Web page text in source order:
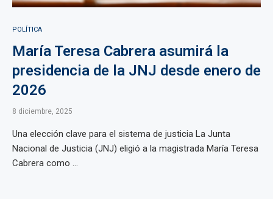
POLÍTICA
María Teresa Cabrera asumirá la
presidencia de la JNJ desde enero de
2026
8 diciembre, 2025
Una elección clave para el sistema de justicia La Junta
Nacional de Justicia (JNJ) eligió a la magistrada María Teresa
Cabrera como ...